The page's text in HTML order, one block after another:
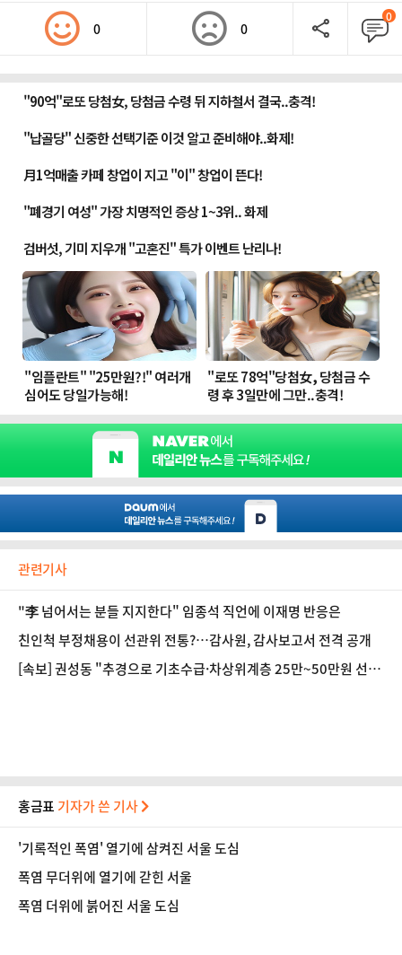
0 0
0
관련기사
"李 넘어서는 분들 지지한다" 임종석 직언에 이재명 반응은
친인척 부정채용이 선관위 전통?…감사원, 감사보고서 전격 공개
[속보] 권성동 "추경으로 기초수급·차상위계층 25만~50만원 선
홍금표 기자가 쓴 기사
'기록적인 폭염' 열기에 삼켜진 서울 도심
폭염 무더위에 열기에 갇힌 서울
폭염 더위에 붉어진 서울 도심